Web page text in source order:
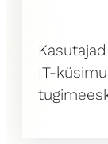
IT-